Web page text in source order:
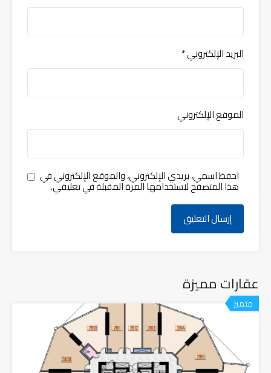
البريد الإلكتروني*
الموقع الإلكتروني
احفظ اسمي، بريدي الإلكتروني، والموقع الإلكتروني في
هذا المتصفح لاستخدامها المرة المقبلة في تعليقي.
عقارات مميزة
متميز